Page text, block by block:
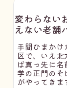
変わらない
えない老舗
手間ひまか
区で、いえ
ば真っ先に
学の正門の
がやってき